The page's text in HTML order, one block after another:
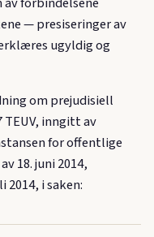
— presiseringer av
ugyldig og
om prejudisiell
inngitt av
for offentlige
18. juni 2014,
i saken: